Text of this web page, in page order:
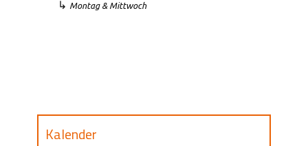
↳ Montag & Mittwoch
Kalender